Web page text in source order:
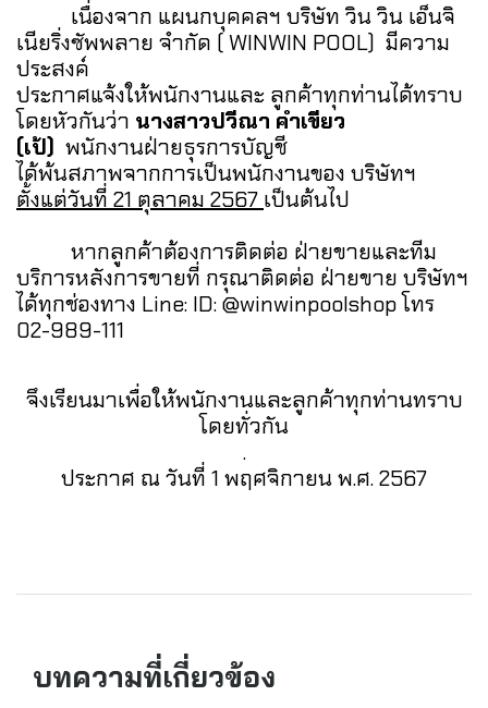
เนื่องจาก แผนกบุคคลฯ บริษัท วิน วิน เอ็นจิ
เนียริ่งซัพพลาย จำกัด ( WINWIN POOL) มีความ
ประสงค์
ประกาศแจ้งให้พนักงานและ ลูกค้าทุกท่านได้ทราบ
โดยหัวกันว่า นางสาวปวีณา คำเขียว
(เป้) พนักงานฝ่ายธุรการบัญชี
ได้พ้นสภาพจากการเป็นพนักงานของ บริษัทฯ
ตั้งแต่วันที่ 21 ตุลาคม 2567 เป็นต้นไป
หากลูกค้าต้องการติดต่อ ฝ่ายขายและทีม
บริการหลังการขายที่ กรุณาติดต่อ ฝ่ายขาย บริษัทฯ
ได้ทุกช่องทาง Line: ID: @winwinpoolshop โทร
02-989-111
จึงเรียนมาเพื่อให้พนักงานและลูกค้าทุกท่านทราบ
โดยทั่วกัน
.
ประกาศ ณ วันที่ 1 พฤศจิกายน พ.ศ. 2567
บทความที่เกี่ยวข้อง